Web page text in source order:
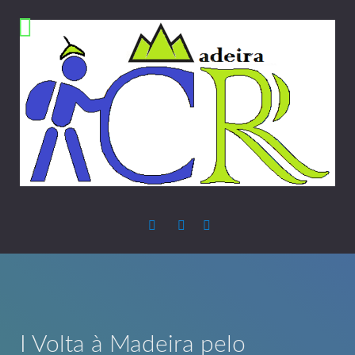
I Volta à Madeira pelo